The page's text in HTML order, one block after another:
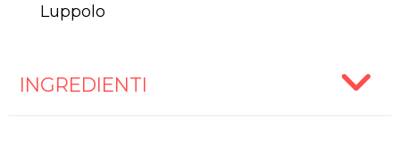
Luppolo
INGREDIENTI